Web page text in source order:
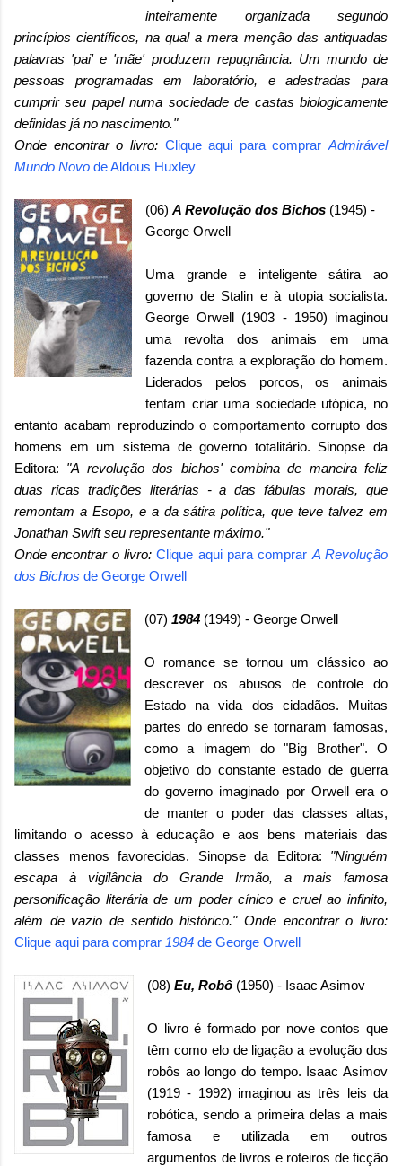
inteiramente organizada segundo
princípios científicos, na qual a mera menção das antiquadas
palavras 'pai' e 'mãe' produzem repugnância. Um mundo de
pessoas programadas em laboratório, e adestradas para
cumprir seu papel numa sociedade de castas biologicamente
definidas já no nascimento."
Onde encontrar o livro: Clique aqui para comprar Admirável
Mundo Novo de Aldous Huxley
(06) A Revolução dos Bichos (1945) -
George Orwell
Uma grande e inteligente sátira ao
governo de Stalin e à utopia socialista.
George Orwell (1903 - 1950) imaginou
uma revolta dos animais em uma
fazenda contra a exploração do homem.
Liderados pelos porcos, os animais
tentam criar uma sociedade utópica, no
entanto acabam reproduzindo o comportamento corrupto dos
homens em um sistema de governo totalitário. Sinopse da
Editora: "A revolução dos bichos' combina de maneira feliz
duas ricas tradições literárias - a das fábulas morais, que
remontam a Esopo, e a da sátira política, que teve talvez em
Jonathan Swift seu representante máximo."
Onde encontrar o livro:Clique aqui para comprar A Revolução
dos Bichos de George Orwell
(07) 1984 (1949) - George Orwell
O romance se tornou um clássico ao
descrever os abusos de controle do
Estado na vida dos cidadãos. Muitas
partes do enredo se tornaram famosas,
como a imagem do "Big Brother". O
objetivo do constante estado de guerra
do governo imaginado por Orwell era o
de manter o poder das classes altas,
limitando o acesso à educação e aos bens materiais das
classes menos favorecidas. Sinopse da Editora: "Ninguém
escapa à vigilância do Grande Irmão, a mais famosa
personificação literária de um poder cínico e cruel ao infinito,
além de vazio de sentido histórico." Onde encontrar o livro:
Clique aqui para comprar 1984 de George Orwell
(08) Eu, Robô (1950) - Isaac Asimov
O livro é formado por nove contos que
têm como elo de ligação a evolução dos
robôs ao longo do tempo. Isaac Asimov
(1919 - 1992) imaginou as três leis da
robótica, sendo a primeira delas a mais
famosa e utilizada em outros
argumentos de livros e roteiros de ficção